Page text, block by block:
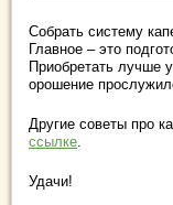
Собрать систему
Главное – это
Приобретать лучше
орошение
Другие советы про
ссылке
Удачи!